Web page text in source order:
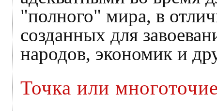
"полного" мира, в
созданных для
народов, экономик и
Точка или